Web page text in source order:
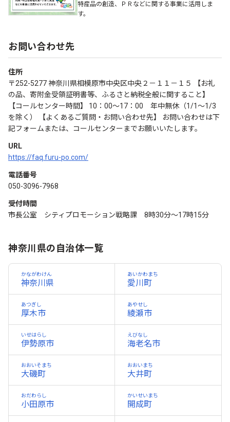
特産品の創造、ＰＲなどに関する事業に活用しま
す。
お問い合わせ先
住所
〒252-5277 神奈川県相模原市中央区中央２－１１－１５ 【お礼
の品、寄附金受領証明書等、ふるさと納税全般に関すること】
【コールセンター時間】 10：00～17：00 年中無休（1/1～1/3
を除く） 【よくあるご質問・お問い合わせ先】 お問い合わせは下
記フォームまたは、コールセンターまでお願いいたします。
URL
https://faq.furu-po.com/
電話番号
050-3096-7968
受付時間
市長公室 シティプロモーション戦略課 8時30分～17時15分
神奈川県の自治体一覧
神奈川県
かながわけん
愛川町
あいかわまち
厚木市
あつぎし
綾瀬市
あやせし
伊勢原市
いせはらし
海老名市
えびなし
大磯町
おおいそまち
大井町
おおいまち
小田原市
おだわらし
開成町
かいせいまち